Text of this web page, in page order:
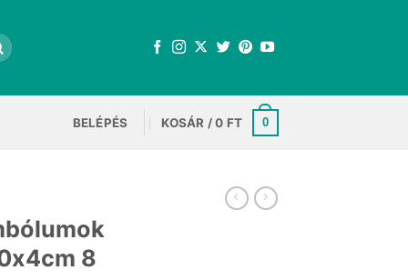
BELÉPÉS KOSÁR /0 FT 0
8